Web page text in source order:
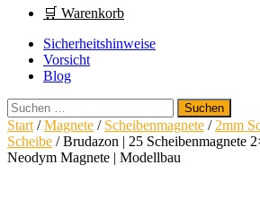
🛒 Warenkorb
Sicherheitshinweise
Vorsicht
Blog
Suchen
nach:
Start /Magnete / Scheibenmagnete / 2mm
Scheibe / Brudazon | 25 Scheibenmagnete
Neodym Magnete | Modellbau